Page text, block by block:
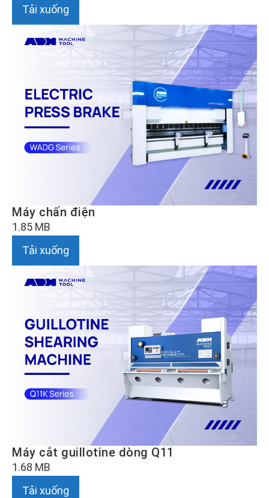
Tải xuống
Máy chấn điện
1.85 MB
Tải xuống
Máy cắt guillotine dòng Q11
1.68 MB
Tải xuống